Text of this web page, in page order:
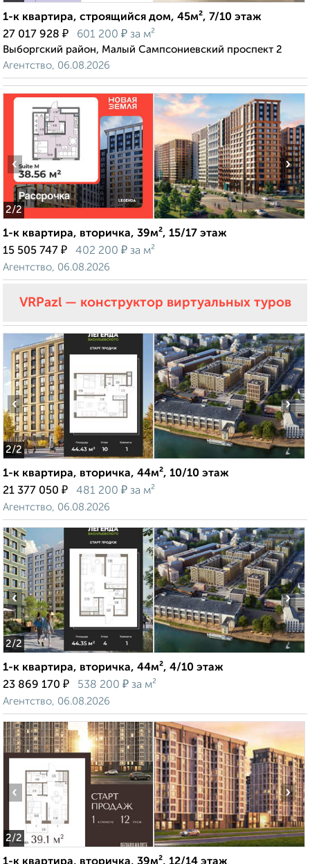
1-к квартира, строящийся дом, 45м², 7/10 этаж
27 017 928 ₽ 601 200 ₽ за м²
Выборгский район, Малый Сампсониевский проспект 2
Агентство, 06.08.2026
2/2
‹ ›
1-к квартира, вторичка, 39м², 15/17 этаж
15 505 747 ₽ 402 200 ₽ за м²
Агентство, 06.08.2026
VRPazl — конструктор виртуальных туров
2/2
‹ ›
1-к квартира, вторичка, 44м², 10/10 этаж
21 377 050 ₽ 481 200 ₽ за м²
Агентство, 06.08.2026
2/2
‹ ›
1-к квартира, вторичка, 44м², 4/10 этаж
23 869 170 ₽ 538 200 ₽ за м²
Агентство, 06.08.2026
2/2
‹ ›